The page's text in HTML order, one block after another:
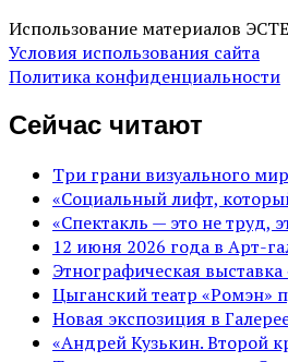
Использование материалов
Условия использования сайта
Политика конфиденциальности
Сейчас читают
Три грани визуального
«Социальный лифт,
«Спектакль — это не труд,
12 июня 2026 года в Арт-
Этнографическая
Цыганский театр «Ромэн»
Новая экспозиция в
«Андрей Кузькин. Второй